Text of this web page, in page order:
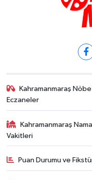
Kahramanmaraş
Eczaneler
Kahramanmaraş
Vakitleri
Puan Durumu ve